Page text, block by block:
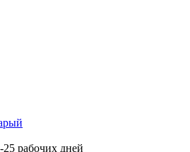
25 рабочих дней